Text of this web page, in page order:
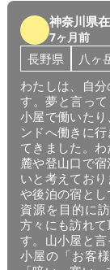
神奈川県
7ヶ月前
長野県 八ヶ
わたしは、自
す。夢と言っ
小屋で働いた
ンドへ働きに
てきました。
麓や登山口で
いと考えてお
や後泊の宿と
資源を目的に
方々にも訪れ
す。山小屋と
小屋の「お客